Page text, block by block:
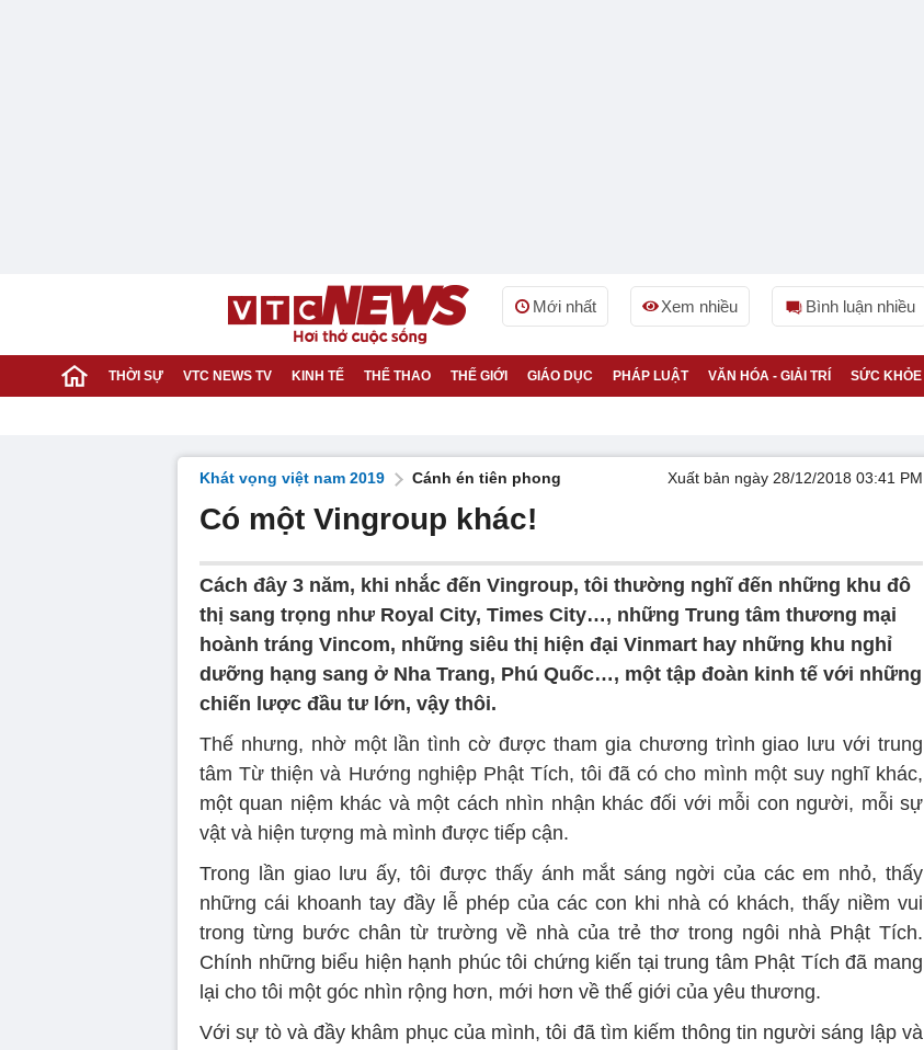
Mới nhất Xem nhiều Bình luận nhiều
THỜI SỰ VTC NEWS TV KINH TẾ THỂ THAO THẾ GIỚI GIÁO DỤC PHÁP LUẬT VĂN HÓA - GIẢI TRÍ SỨC KHỎE
Khát vọng việt nam 2019 Cánh én tiên phong Xuất bản ngày 28/12/2018 03:41 PM
Có một Vingroup khác!
Cách đây 3 năm, khi nhắc đến Vingroup, tôi thường nghĩ đến những khu đô
thị sang trọng như Royal City, Times City…, những Trung tâm thương mại
hoành tráng Vincom, những siêu thị hiện đại Vinmart hay những khu nghỉ
dưỡng hạng sang ở Nha Trang, Phú Quốc…, một tập đoàn kinh tế với những
chiến lược đầu tư lớn, vậy thôi.
Thế nhưng, nhờ một lần tình cờ được tham gia chương trình giao lưu với trung
tâm Từ thiện và Hướng nghiệp Phật Tích, tôi đã có cho mình một suy nghĩ khác,
một quan niệm khác và một cách nhìn nhận khác đối với mỗi con người, mỗi sự
vật và hiện tượng mà mình được tiếp cận.
Trong lần giao lưu ấy, tôi được thấy ánh mắt sáng ngời của các em nhỏ, thấy
những cái khoanh tay đầy lễ phép của các con khi nhà có khách, thấy niềm vui
trong từng bước chân từ trường về nhà của trẻ thơ trong ngôi nhà Phật Tích.
Chính những biểu hiện hạnh phúc tôi chứng kiến tại trung tâm Phật Tích đã mang
lại cho tôi một góc nhìn rộng hơn, mới hơn về thế giới của yêu thương.
Với sự tò và đầy khâm phục của mình, tôi đã tìm kiếm thông tin người sáng lập và